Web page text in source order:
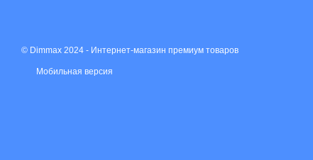
© Dimmax 2024 - Интернет-магазин премиум товаров
Мобильная версия